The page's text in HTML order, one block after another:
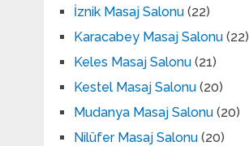
İznik Masaj Salonu(22)
Karacabey Masaj Salonu(22)
Keles Masaj Salonu(21)
Kestel Masaj Salonu(20)
Mudanya Masaj Salonu(20)
Nilüfer Masaj Salonu(20)